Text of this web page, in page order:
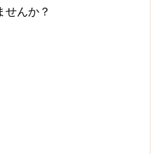
せんか？